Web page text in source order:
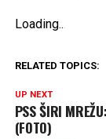
Loading...
RELATED TOPICS:
UP NEXT
PSS ŠIRI
(FOTO)